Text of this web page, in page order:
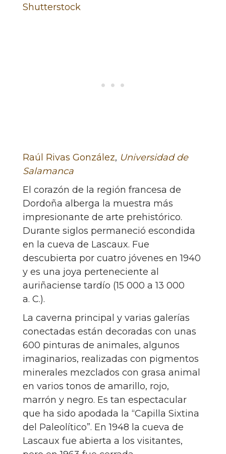
Shutterstock
Raúl Rivas González, Universidad de
Salamanca
El corazón de la región francesa de
Dordoña alberga la muestra más
impresionante de arte prehistórico.
Durante siglos permaneció escondida
en la cueva de Lascaux. Fue
descubierta por cuatro jóvenes en 1940
y es una joya perteneciente al
auriñaciense tardío (15 000 a 13 000
a. C.).
La caverna principal y varias galerías
conectadas están decoradas con unas
600 pinturas de animales, algunos
imaginarios, realizadas con pigmentos
minerales mezclados con grasa animal
en varios tonos de amarillo, rojo,
marrón y negro. Es tan espectacular
que ha sido apodada la “Capilla Sixtina
del Paleolítico”. En 1948 la cueva de
Lascaux fue abierta a los visitantes,